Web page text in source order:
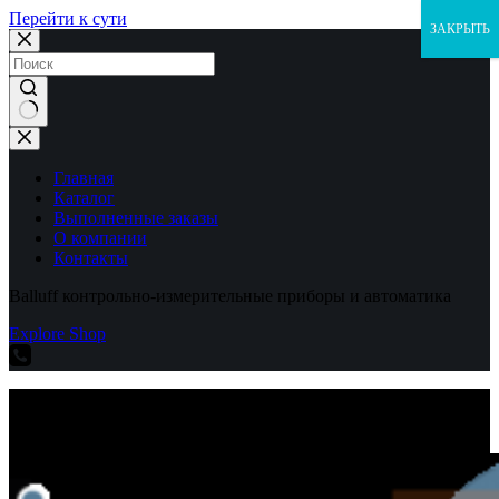
Перейти к сути
Ничего
не
найденоГлавная
Каталог
Выполненные заказы
О компании
Контакты
Balluff контрольно-измерительные приборы и автоматика
Explore Shop
ЗАКРЫТЬ